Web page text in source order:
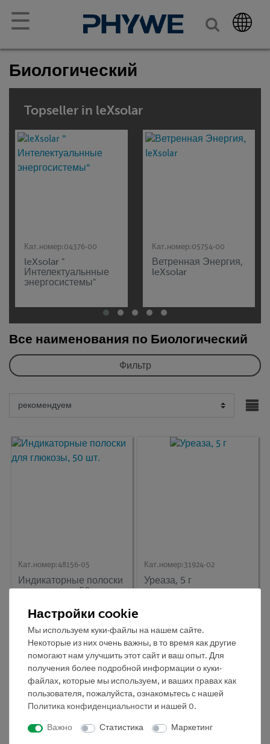
☰
Биологический
Topseller in leXsolar
Кат.номер:04376-00
leXsolar "
Интелектуальнные
энергосистемы"
Кат.номер:05754-00
Ветренная Энергия,
leXsolar
Все наименования по Биологический
Фильтр
Кат.номер:48156-05
Индикаторные полоски
для глюкозы, 50 шт.
Кат.номер:31924-02
Уреаза, 5 г
Настройки cookie
Мы используем куки-файлы на нашем сайте.
Некоторые из них очень важны, в то время как другие
помогают нам улучшить этот сайт и ваш опыт. Для
получения более подробной информации о куки-
файлах, которые мы используем, и ваших правах как
пользователя, пожалуйста, ознакомьтесь с нашей
Политика конфиденциальности и нашей 0.
Важно Статистика Маркетинг